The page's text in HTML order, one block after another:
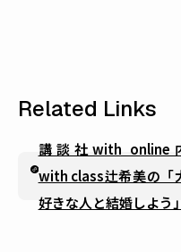
Related Links
講談社with online
with class辻希美の「
好きな人と結婚しよう」